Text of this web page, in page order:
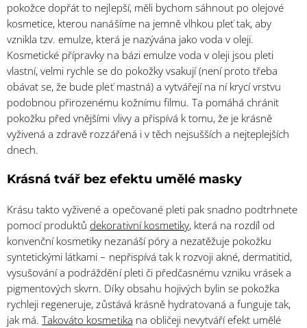
pokožce dopřát to nejlepší, měli bychom sáhnout po olejové
kosmetice, kterou nanášíme na jemně vlhkou pleť tak, aby
vznikla tzv. emulze, která je nazývána jako voda v oleji.
Kosmetické přípravky na bázi emulze voda v oleji jsou pleti
vlastní, velmi rychle se do pokožky vsakují (není proto třeba
obávat se, že bude pleť mastná) a vytvářejí na ní krycí vrstvu
podobnou přirozenému kožnímu filmu. Ta pomáhá chránit
pokožku před vnějšími vlivy a přispívá k tomu, že je krásně
vyživená a zdravě rozzářená i v těch nejsušších a nejteplejších
dnech.
Krásná tvář bez efektu umělé masky
Krásu takto vyživené a opečované pleti pak snadno podtrhnete
pomocí produktů dekorativní kosmetiky, která na rozdíl od
konvenční kosmetiky nezanáší póry a nezatěžuje pokožku
syntetickými látkami – nepřispívá tak k rozvoji akné, dermatitid,
vysušování a podráždění pleti či předčasnému vzniku vrásek a
pigmentových skvrn. Díky obsahu hojivých bylin se pokožka
rychleji regeneruje, zůstává krásně hydratovaná a funguje tak,
jak má.Takováto kosmetika na obličeji nevytváří efekt umělé